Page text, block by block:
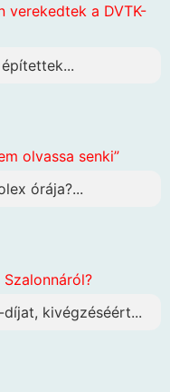
verekedtek a DVTK-
olvassa senki”
órája?...
kivégzéséért...